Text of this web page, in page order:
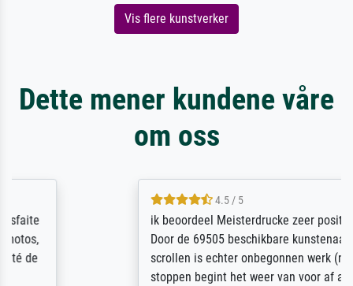
Vis flere kunstverker
Dette mener kundene våre
om oss
4.5 / 5
ik beoordeel Meisterdrucke zeer positief.
Door de 69505 beschikbare kunstenaars
scrollen is echter onbegonnen werk (na
stoppen begint het weer van voor af aan).